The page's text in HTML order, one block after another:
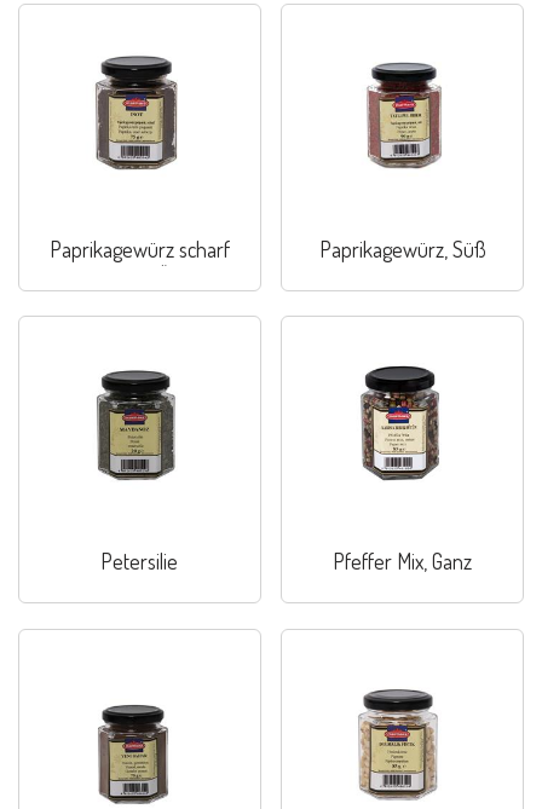
Paprikagewürz scharf
„extra“
Paprikagewürz, Süß
Petersilie Pfeffer Mix, Ganz